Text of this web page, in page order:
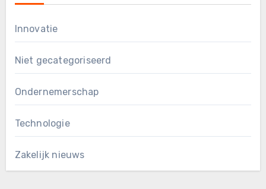
Innovatie
Niet gecategoriseerd
Ondernemerschap
Technologie
Zakelijk nieuws